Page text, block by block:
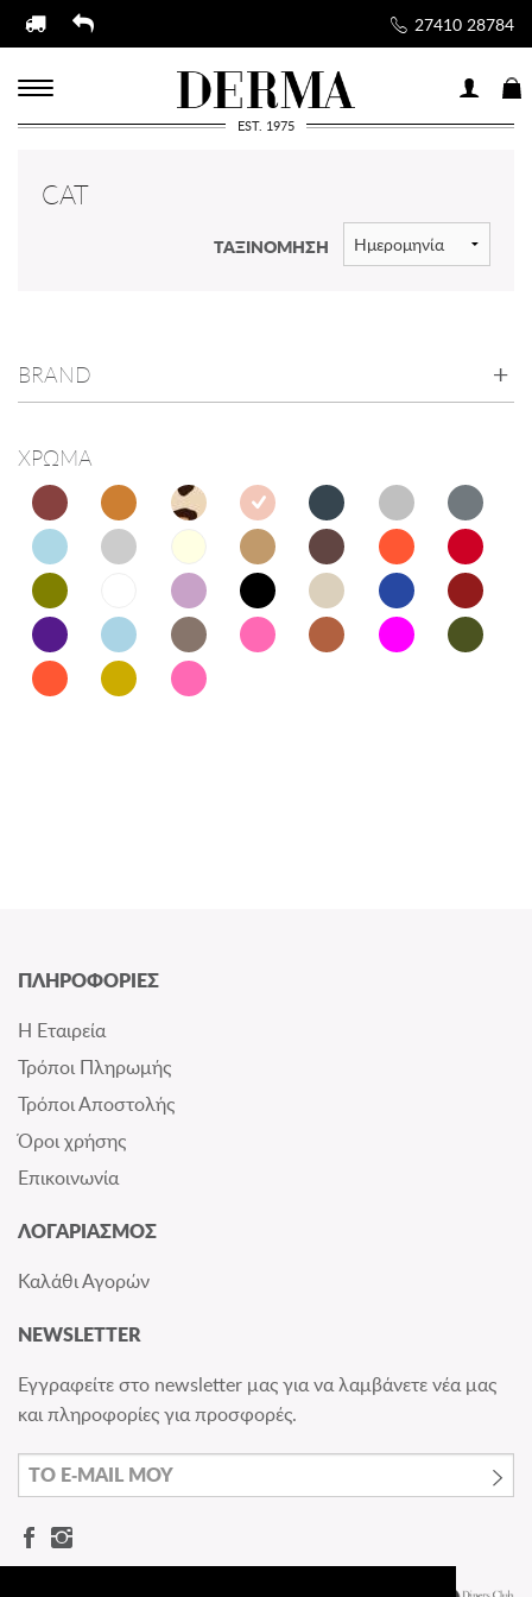
27410 28784
EST. 1975
CAT
ΤΑΞΙΝΟΜΗΣΗ
BRAND
ΧΡΩΜΑ
ΠΛΗΡΟΦΟΡΙΕΣ
Η Εταιρεία
Τρόποι Πληρωμής
Τρόποι Αποστολής
Όροι χρήσης
Επικοινωνία
ΛΟΓΑΡΙΑΣΜΟΣ
Καλάθι Αγορών
NEWSLETTER
Εγγραφείτε στο newsletter μας για να λαμβάνετε νέα μας
και πληροφορίες για προσφορές.